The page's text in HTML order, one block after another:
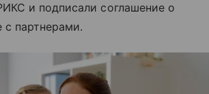
и подписали соглашение о
с партнерами.